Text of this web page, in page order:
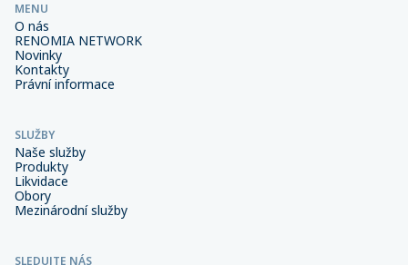
MENU
O nás
RENOMIA NETWORK
Novinky
Kontakty
Právní informace
SLUŽBY
Naše služby
Produkty
Likvidace
Obory
Mezinárodní služby
SLEDUJTE NÁS